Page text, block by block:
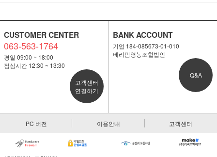
CUSTOMER CENTER
063-563-1764
평일 09:00 ~ 18:00
점심시간 12:30 ~ 13:30
고객센터
연결하기
BANK ACCOUNT
기업 184-085673-01-010
베리팜영농조합법인
Q&A
PC 버전 이용안내 고객센터